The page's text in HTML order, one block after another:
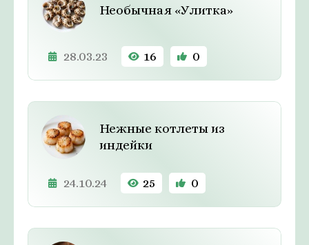
Необычная «Улитка»
28.03.23 16 0
Нежные котлеты из
индейки
24.10.24 25 0